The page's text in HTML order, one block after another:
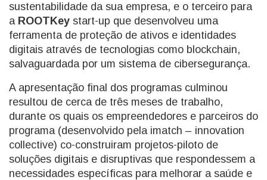
sustentabilidade da sua empresa, e o terceiro para
a ROOTKey start-up que desenvolveu uma
ferramenta de proteção de ativos e identidades
digitais através de tecnologias como blockchain,
salvaguardada por um sistema de cibersegurança.
A apresentação final dos programas culminou
resultou de cerca de três meses de trabalho,
durante os quais os empreendedores e parceiros do
programa (desenvolvido pela imatch – innovation
collective) co-construiram projetos-piloto de
soluções digitais e disruptivas que respondessem a
necessidades específicas para melhorar a saúde e